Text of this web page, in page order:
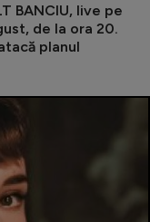
BANCIU, live pe
de la ora 20.
planul